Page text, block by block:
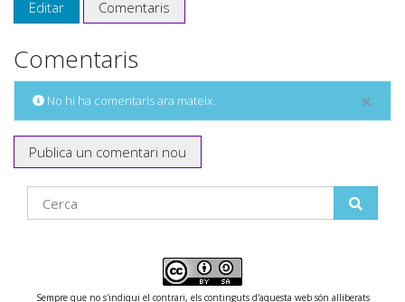
Editar Comentaris
Comentaris
×
No hi ha comentaris ara mateix.
Publica un comentari nou
Find
Sempre que no s'indiqui el contrari, els continguts d'aquesta web són alliberats